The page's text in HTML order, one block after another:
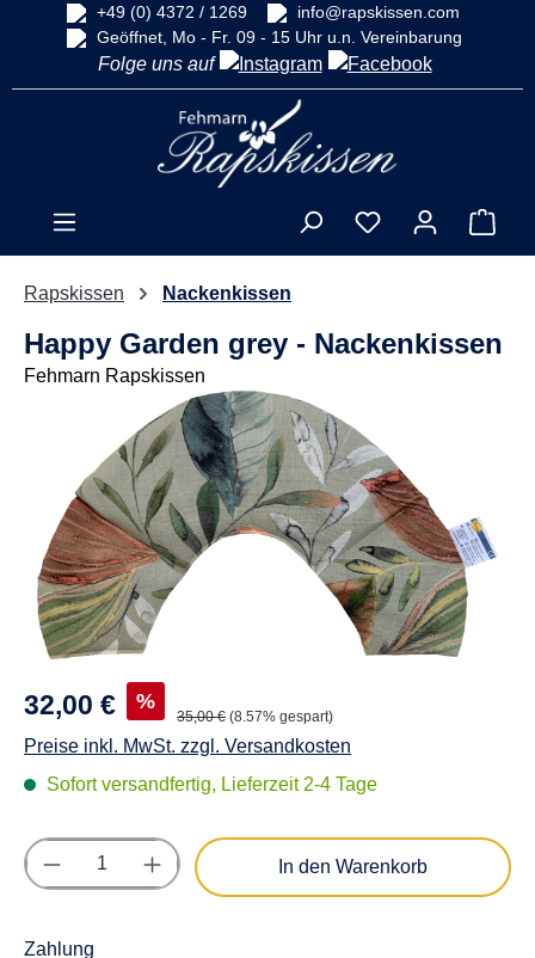
springen
+49 (0) 4372 / 1269
info@rapskissen.com
Geöffnet, Mo - Fr. 09 - 15 Uhr u.n. Vereinbarung
Folge uns auf
Rapskissen Nackenkissen
Happy Garden grey - Nackenkissen
Fehmarn Rapskissen
Bildergalerie überspringen
32,00 € %
35,00 € (8.57% gespart)
Preise inkl. MwSt. zzgl. Versandkosten
Sofort versandfertig, Lieferzeit 2-4 Tage
Produkt Anzahl: Gib den gewünschten
In den Warenkorb
Zahlung